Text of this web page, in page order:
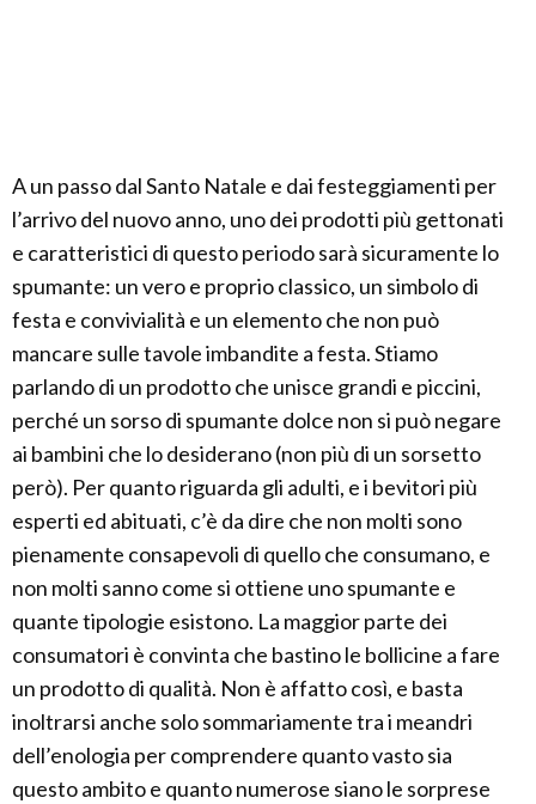
A un passo dal Santo Natale e dai festeggiamenti per
l’arrivo del nuovo anno, uno dei prodotti più gettonati
e caratteristici di questo periodo sarà sicuramente lo
spumante: un vero e proprio classico, un simbolo di
festa e convivialità e un elemento che non può
mancare sulle tavole imbandite a festa. Stiamo
parlando di un prodotto che unisce grandi e piccini,
perché un sorso di spumante dolce non si può negare
ai bambini che lo desiderano (non più di un sorsetto
però). Per quanto riguarda gli adulti, e i bevitori più
esperti ed abituati, c’è da dire che non molti sono
pienamente consapevoli di quello che consumano, e
non molti sanno come si ottiene uno spumante e
quante tipologie esistono. La maggior parte dei
consumatori è convinta che bastino le bollicine a fare
un prodotto di qualità. Non è affatto così, e basta
inoltrarsi anche solo sommariamente tra i meandri
dell’enologia per comprendere quanto vasto sia
questo ambito e quanto numerose siano le sorprese